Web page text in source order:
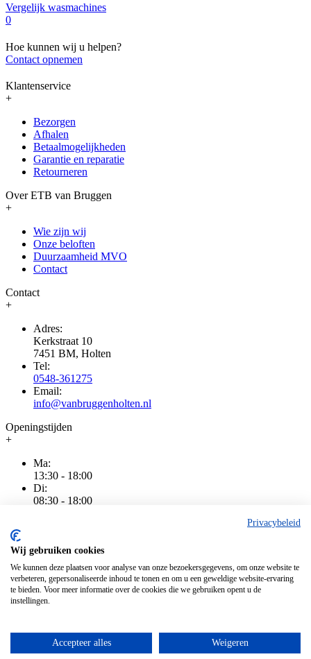
Privacybeleid
Wij gebruiken cookies
We kunnen deze plaatsen voor analyse van onze bezoekersgegevens, om onze website te
verbeteren, gepersonaliseerde inhoud te tonen en om u een geweldige website-ervaring
te bieden. Voor meer informatie over de cookies die we gebruiken opent u de
instellingen.
Accepteer alles Weigeren
Vergelijk wasmachines
0
Hoe kunnen wij u helpen?
Contact opnemen
Klantenservice
+
Bezorgen
Afhalen
Betaalmogelijkheden
Garantie en reparatie
Retourneren
Over ETB van Bruggen
+
Wie zijn wij
Onze beloften
Duurzaamheid MVO
Contact
Contact
+
Adres:
Kerkstraat 10
7451 BM, Holten
Tel:
0548-361275
Email:
info@vanbruggenholten.nl
Openingstijden
+
Ma:
13:30 - 18:00
Di:
08:30 - 18:00
08:30 - 20:00
08:30 - 18:00
Za:
08:30 - 16:00
Algemene voorwaarden
Cookiebeleid|Disclaimer